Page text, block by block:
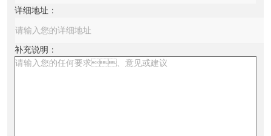
详细地址：
补充说明：